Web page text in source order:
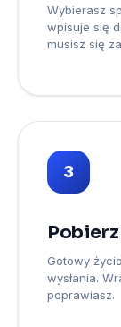
Wybierasz
wpisuje się
musisz się
3
Pobierz
Gotowy
wysłania.
poprawiasz.